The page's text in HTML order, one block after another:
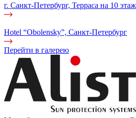
г. Санкт-Петербург, Терраса на 10
Hotel “Obolensky”, Санкт-Петербург
Перейти в галерею